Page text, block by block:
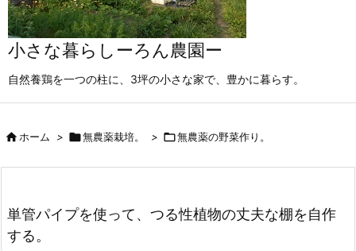
小さな暮らしーろん農園ー
自然養鶏を一つの柱に、3坪の小さな家で、豊かに暮らす。
ホーム > 無農薬栽培。 > 無農薬の野菜作り。
単管パイプを使って、つる性植物の丈夫な棚を自作
する。